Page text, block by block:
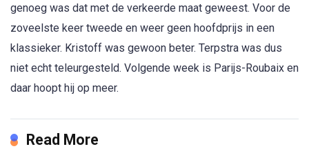
genoeg was dat met de verkeerde maat geweest. Voor de
zoveelste keer tweede en weer geen hoofdprijs in een
klassieker. Kristoff was gewoon beter. Terpstra was dus
niet echt teleurgesteld. Volgende week is Parijs-Roubaix en
daar hoopt hij op meer.
Read More